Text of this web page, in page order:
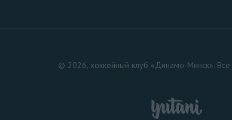
© 2026, хоккейный клуб «Динамо-Минск».